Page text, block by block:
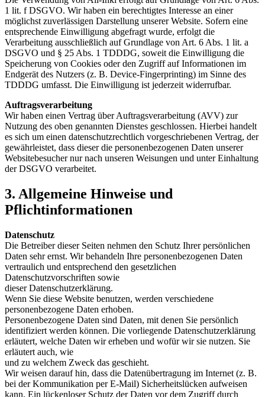
1 lit. f DSGVO. Wir haben ein berechtigtes Interesse an einer
möglichst zuverlässigen Darstellung unserer Website. Sofern eine
entsprechende Einwilligung abgefragt wurde, erfolgt die
Verarbeitung ausschließlich auf Grundlage von Art. 6 Abs. 1 lit. a
DSGVO und § 25 Abs. 1 TDDDG, soweit die Einwilligung die
Speicherung von Cookies oder den Zugriff auf Informationen im
Endgerät des Nutzers (z. B. Device-Fingerprinting) im Sinne des
TDDDG umfasst. Die Einwilligung ist jederzeit widerrufbar.
Auftragsverarbeitung
Wir haben einen Vertrag über Auftragsverarbeitung (AVV) zur
Nutzung des oben genannten Dienstes geschlossen. Hierbei handelt
es sich um einen datenschutzrechtlich vorgeschriebenen Vertrag, der
gewährleistet, dass dieser die personenbezogenen Daten unserer
Websitebesucher nur nach unseren Weisungen und unter Einhaltung
der DSGVO verarbeitet.
3. Allgemeine Hinweise und
Pflichtinformationen
Datenschutz
Die Betreiber dieser Seiten nehmen den Schutz Ihrer persönlichen
Daten sehr ernst. Wir behandeln Ihre personenbezogenen Daten
vertraulich und entsprechend den gesetzlichen
Datenschutzvorschriften sowie
dieser Datenschutzerklärung.
Wenn Sie diese Website benutzen, werden verschiedene
personenbezogene Daten erhoben.
Personenbezogene Daten sind Daten, mit denen Sie persönlich
identifiziert werden können. Die vorliegende Datenschutzerklärung
erläutert, welche Daten wir erheben und wofür wir sie nutzen. Sie
erläutert auch, wie
und zu welchem Zweck das geschieht.
Wir weisen darauf hin, dass die Datenübertragung im Internet (z. B.
bei der Kommunikation per E-Mail) Sicherheitslücken aufweisen
kann. Ein lückenloser Schutz der Daten vor dem Zugriff durch